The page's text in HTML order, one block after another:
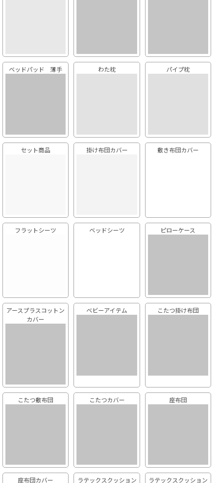
ベッドパッド 薄手 わた枕 パイプ枕
セット商品 掛け布団カバー 敷き布団カバー
フラットシーツ ベッドシーツ ピローケース
アースプラスコットン
カバー
ベビーアイテム こたつ掛け布団
こたつ敷布団 こたつカバー 座布団
座布団カバー ラテックスクッション ラテックスクッション